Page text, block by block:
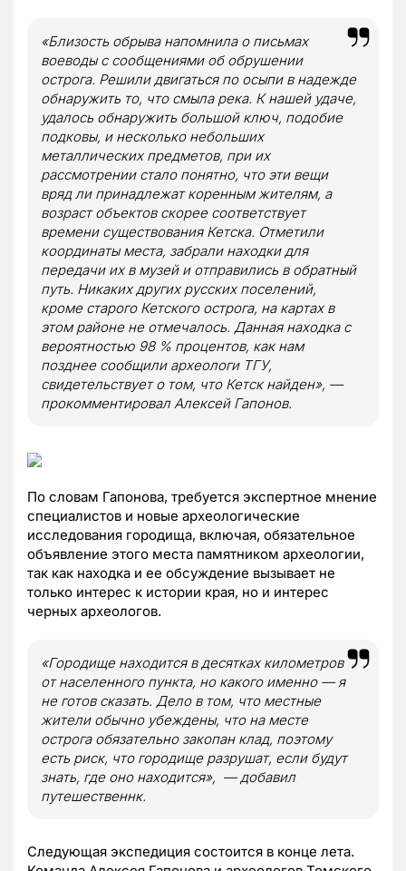
«Близость обрыва напомнила о письмах
воеводы с сообщениями об обрушении
острога. Решили двигаться по осыпи в надежде
обнаружить то, что смыла река. К нашей удаче,
удалось обнаружить большой ключ, подобие
подковы, и несколько небольших
металлических предметов, при их
рассмотрении стало понятно, что эти вещи
вряд ли принадлежат коренным жителям, а
возраст объектов скорее соответствует
времени существования Кетска. Отметили
координаты места, забрали находки для
передачи их в музей и отправились в обратный
путь. Никаких других русских поселений,
кроме старого Кетского острога, на картах в
этом районе не отмечалось. Данная находка с
вероятностью 98 % процентов, как нам
позднее сообщили археологи ТГУ,
свидетельствует о том, что Кетск найден», —
прокомментировал Алексей Гапонов.
По словам Гапонова, требуется экспертное мнение
специалистов и новые археологические
исследования городища, включая, обязательное
объявление этого места памятником археологии,
так как находка и ее обсуждение вызывает не
только интерес к истории края, но и интерес
черных археологов.
«Городище находится в десятках километров
от населенного пункта, но какого именно — я
не готов сказать. Дело в том, что местные
жители обычно убеждены, что на месте
острога обязательно закопан клад, поэтому
есть риск, что городище разрушат, если будут
знать, где оно находится», — добавил
путешественнк.
Следующая экспедиция состоится в конце лета.